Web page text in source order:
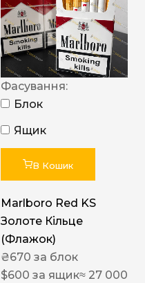
Фасування:
Блок
Ящик
В Кошик
Marlboro Red KS
Золоте Кільце
(Флажок)
₴670 за блок
$600 за ящик≈ 27 000